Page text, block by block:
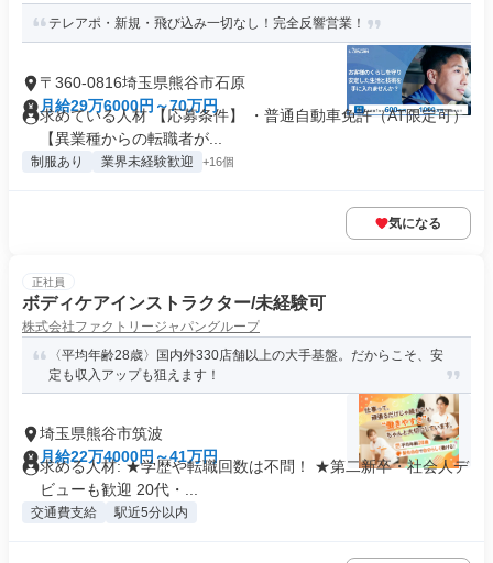
テレアポ・新規・飛び込み一切なし！完全反響営業！
〒360-0816埼玉県熊谷市石原
月給29万6000円～70万円
求めている人材 【応募条件】 ・普通自動車免許（AT限定可）
【異業種からの転職者が...
制服あり 業界未経験歓迎 +16個
気になる
正社員
ボディケアインストラクター/未経験可
株式会社ファクトリージャパングループ
〈平均年齢28歳〉国内外330店舗以上の大手基盤。だからこそ、安
定も収入アップも狙えます！
埼玉県熊谷市筑波
月給22万4000円～41万円
求める人材: ★学歴や転職回数は不問！ ★第二新卒・社会人デ
ビューも歓迎 20代・...
交通費支給 駅近5分以内